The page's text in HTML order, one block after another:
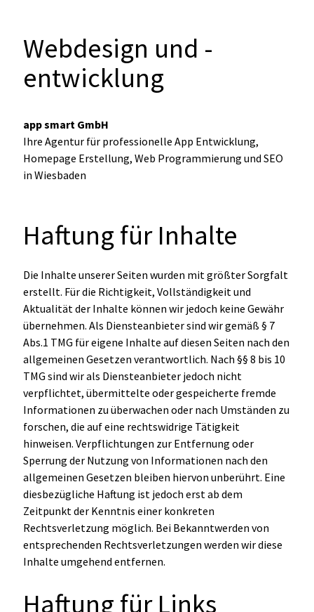
Webdesign und -
entwicklung
app smart GmbH
Ihre Agentur für professionelle App Entwicklung,
Homepage Erstellung, Web Programmierung und SEO
in Wiesbaden
Haftung für Inhalte
Die Inhalte unserer Seiten wurden mit größter Sorgfalt
erstellt. Für die Richtigkeit, Vollständigkeit und
Aktualität der Inhalte können wir jedoch keine Gewähr
übernehmen. Als Diensteanbieter sind wir gemäß § 7
Abs.1 TMG für eigene Inhalte auf diesen Seiten nach den
allgemeinen Gesetzen verantwortlich. Nach §§ 8 bis 10
TMG sind wir als Diensteanbieter jedoch nicht
verpflichtet, übermittelte oder gespeicherte fremde
Informationen zu überwachen oder nach Umständen zu
forschen, die auf eine rechtswidrige Tätigkeit
hinweisen. Verpflichtungen zur Entfernung oder
Sperrung der Nutzung von Informationen nach den
allgemeinen Gesetzen bleiben hiervon unberührt. Eine
diesbezügliche Haftung ist jedoch erst ab dem
Zeitpunkt der Kenntnis einer konkreten
Rechtsverletzung möglich. Bei Bekanntwerden von
entsprechenden Rechtsverletzungen werden wir diese
Inhalte umgehend entfernen.
Haftung für Links